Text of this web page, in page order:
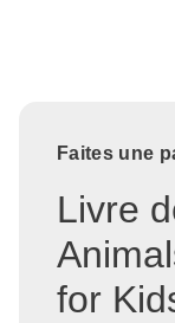
Faites une
Livre
for